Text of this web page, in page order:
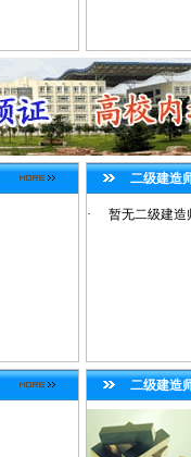
二级建造
· 暂无二级建造
二级建造